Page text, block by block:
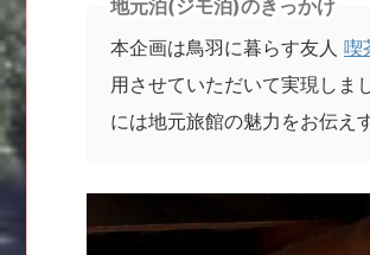
地元泊(ジモ泊)のきっかけ
本企画は鳥羽に暮らす友人 喫
用させていただいて実現しま
には地元旅館の魅力をお伝え